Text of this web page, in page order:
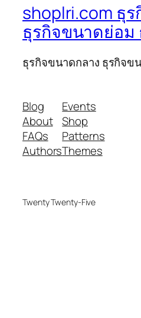
shoplri.com ธุ
ธุรกิจขนาดย่อม
ธุรกิจขนาดกลาง ธุรกิจข
Blog
About
FAQs
Authors
Events
Shop
Patterns
Themes
Twenty Twenty-Five